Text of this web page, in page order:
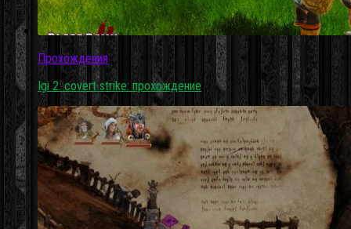
Прохождения
Igi 2: covert strike: прохождение